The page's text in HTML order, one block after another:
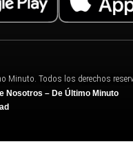
Minuto. Todos los derechos
Nosotros – De Último Minuto